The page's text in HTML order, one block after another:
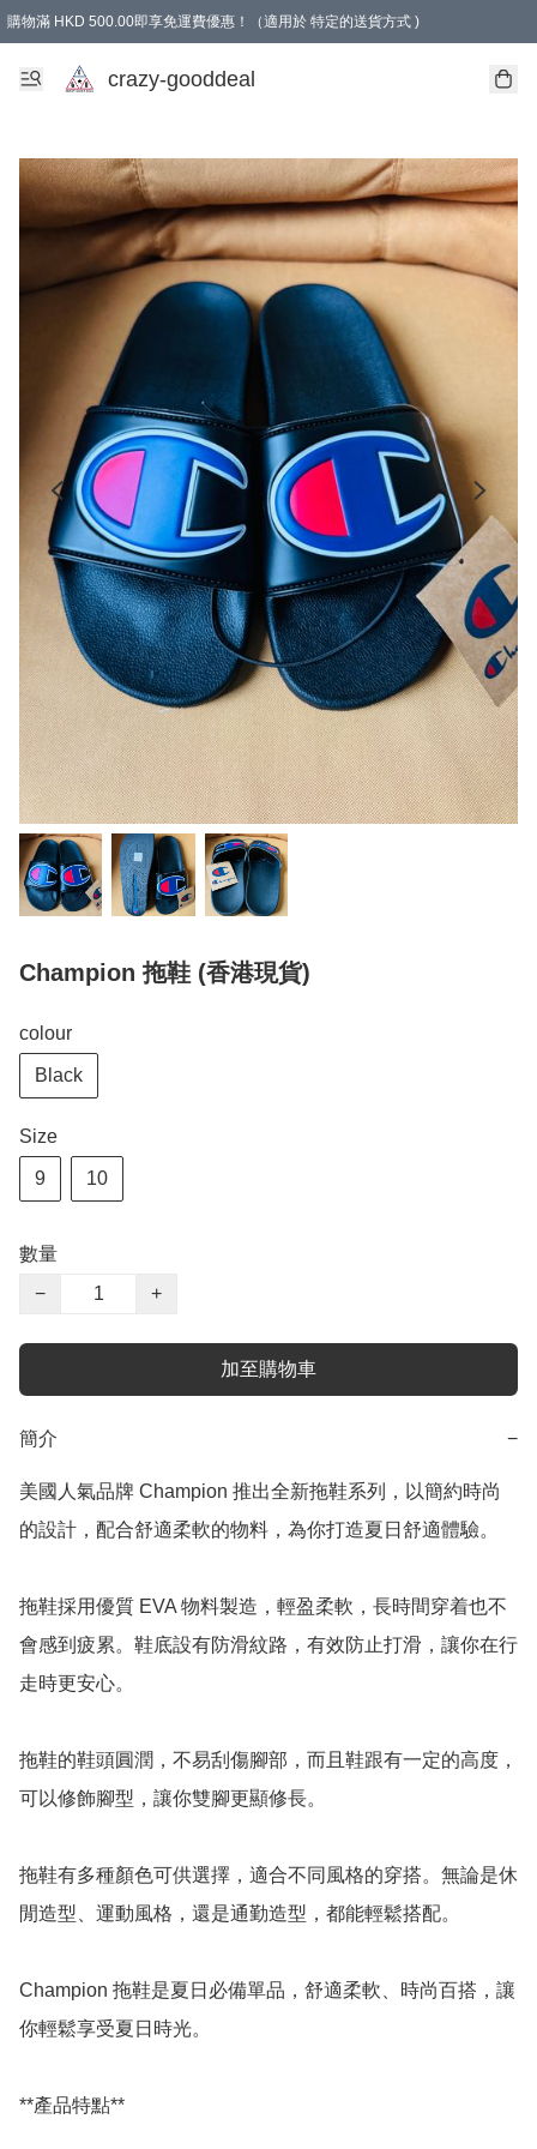
購物滿 HKD 500.00即享免運費優惠！（適用於 特定的送貨方式 )
成為會員可享免費禮品
crazy-gooddeal
Champion 拖鞋 (香港現貨)
colour
Black
Size
9 10
數量
−
+
加至購物車
簡介 −
美國人氣品牌 Champion 推出全新拖鞋系列，以簡約時尚
的設計，配合舒適柔軟的物料，為你打造夏日舒適體驗。
拖鞋採用優質 EVA 物料製造，輕盈柔軟，長時間穿着也不
會感到疲累。鞋底設有防滑紋路，有效防止打滑，讓你在行
走時更安心。
拖鞋的鞋頭圓潤，不易刮傷腳部，而且鞋跟有一定的高度，
可以修飾腳型，讓你雙腳更顯修長。
拖鞋有多種顏色可供選擇，適合不同風格的穿搭。無論是休
閒造型、運動風格，還是通勤造型，都能輕鬆搭配。
Champion 拖鞋是夏日必備單品，舒適柔軟、時尚百搭，讓
你輕鬆享受夏日時光。
**產品特點**